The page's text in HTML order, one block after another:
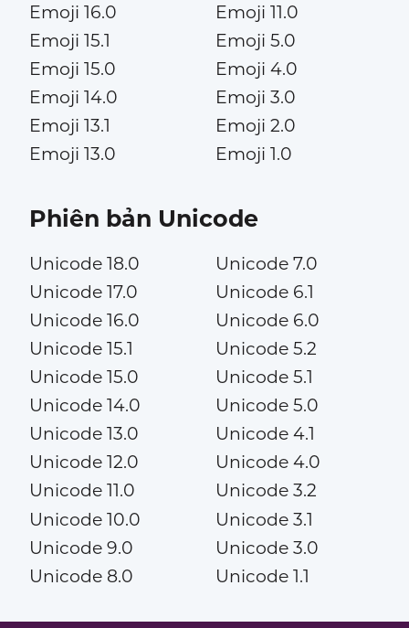
Emoji 16.0
Emoji 15.1
Emoji 15.0
Emoji 14.0
Emoji 13.1
Emoji 13.0
Emoji 11.0
Emoji 5.0
Emoji 4.0
Emoji 3.0
Emoji 2.0
Emoji 1.0
Phiên bản Unicode
Unicode 18.0
Unicode 17.0
Unicode 16.0
Unicode 15.1
Unicode 15.0
Unicode 14.0
Unicode 13.0
Unicode 12.0
Unicode 11.0
Unicode 10.0
Unicode 9.0
Unicode 8.0
Unicode 7.0
Unicode 6.1
Unicode 6.0
Unicode 5.2
Unicode 5.1
Unicode 5.0
Unicode 4.1
Unicode 4.0
Unicode 3.2
Unicode 3.1
Unicode 3.0
Unicode 1.1